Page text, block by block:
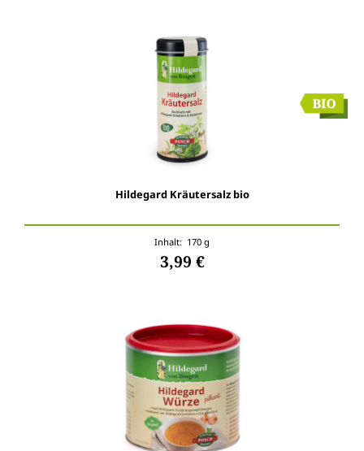
Hildegard Kräutersalz bio
Inhalt: 170 g
3,99 €